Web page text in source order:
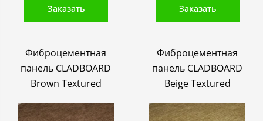
Заказать Заказать
Фиброцементная
панель CLADBOARD
Brown Textured
Фиброцементная
панель CLADBOARD
Beige Textured